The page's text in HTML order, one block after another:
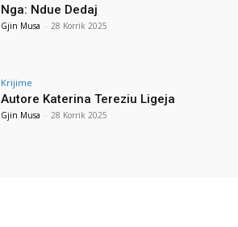
Nga: Ndue Dedaj
Gjin Musa - 28 Korrik 2025
Krijime
Autore Katerina Tereziu Ligeja
Gjin Musa - 28 Korrik 2025